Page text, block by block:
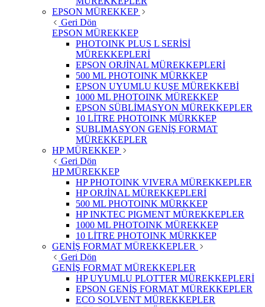
EPSON MÜREKKEP
Geri Dön
EPSON MÜREKKEP
PHOTOINK PLUS L SERİSİ
MÜREKKEPLERİ
EPSON ORJİNAL MÜREKKEPLERİ
500 ML PHOTOINK MÜRKKEP
EPSON UYUMLU KUŞE MÜREKKEBİ
1000 ML PHOTOINK MÜREKKEP
EPSON SÜBLİMASYON MÜREKKEPLER
10 LİTRE PHOTOINK MÜRKKEP
SUBLIMASYON GENİŞ FORMAT
MÜREKKEPLER
HP MÜREKKEP
Geri Dön
HP MÜREKKEP
HP PHOTOINK VIVERA MÜREKKEPLER
HP ORJİNAL MÜREKKEPLERİ
500 ML PHOTOINK MÜRKKEP
HP INKTEC PIGMENT MÜREKKEPLER
1000 ML PHOTOINK MÜREKKEP
10 LİTRE PHOTOINK MÜRKKEP
GENİŞ FORMAT MÜREKKEPLER
Geri Dön
GENİŞ FORMAT MÜREKKEPLER
HP UYUMLU PLOTTER MÜREKKEPLERİ
EPSON GENİŞ FORMAT MÜREKKEPLER
ECO SOLVENT MÜREKKEPLER